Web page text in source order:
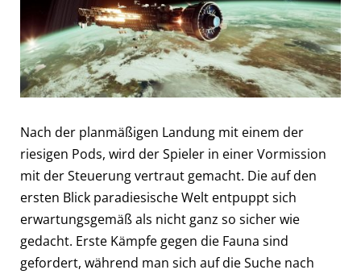
Nach der planmäßigen Landung mit einem der
riesigen Pods, wird der Spieler in einer Vormission
mit der Steuerung vertraut gemacht. Die auf den
ersten Blick paradiesische Welt entpuppt sich
erwartungsgemäß als nicht ganz so sicher wie
gedacht. Erste Kämpfe gegen die Fauna sind
gefordert, während man sich auf die Suche nach